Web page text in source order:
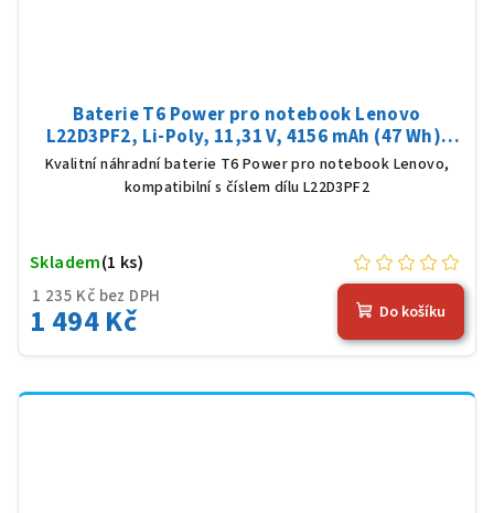
Baterie T6 Power pro notebook Lenovo
L22D3PF2, Li-Poly, 11,31 V, 4156 mAh (47 Wh),
černá
Kvalitní náhradní baterie T6 Power pro notebook Lenovo,
kompatibilní s číslem dílu L22D3PF2
1 235 Kč bez DPH
1 494 Kč
Skladem(1 ks)
Do košíku